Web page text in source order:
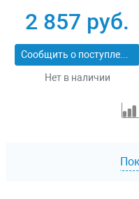
2 857 руб.
Сообщить о поступлении
Нет в наличии